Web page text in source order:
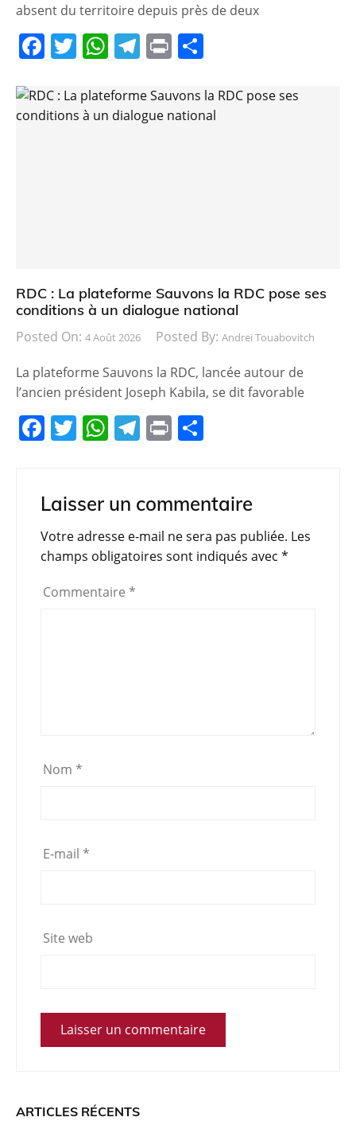
absent du territoire depuis près de deux
F
c
e
T
itt
er
W
at
s
T
e
gr
Pr
t ta
g
RDC : La plateforme Sauvons la RDC pose ses
conditions à un dialogue national
Posted On: 4 Août 2026 Posted By: Andreï Touabovitch
La plateforme Sauvons la RDC, lancée autour de
l’ancien président Joseph Kabila, se dit favorable
F
e
b
o
o
k
T
er
W
s
A
p
p
T
gr
a
m
Pr
g
er
Laisser un commentaire
Votre adresse e-mail ne sera pas publiée. Les
champs obligatoires sont indiqués avec *
Commentaire *
Nom *
E-mail *
Site web
ARTICLES RÉCENTS